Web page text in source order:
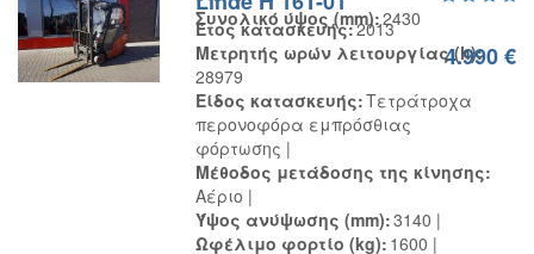
Συνολικό ύψος (mm) 2430
4.990 €
Έτος κατασκευής 2013
Μετρητής ωρών λειτουργίας (h)
28979
Είδος κατασκευής Τετράτροχα
περονοφόρα εμπρόσθιας
φόρτωσης
Μέθοδος μετάδοσης της κίνησης
Αέριο
Ύψος ανύψωσης (mm) 3140
Ωφέλιμο φορτίο (kg) 1600